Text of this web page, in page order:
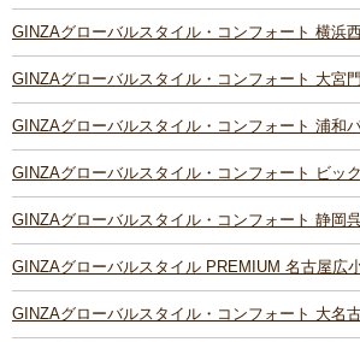
GINZAグローバルスタイル・コンフォート 横浜
GINZAグローバルスタイル・コンフォート 大宮
GINZAグローバルスタイル・コンフォート 浦和
GINZAグローバルスタイル・コンフォート ビッ
GINZAグローバルスタイル・コンフォート 静岡
GINZAグローバルスタイル PREMIUM 名古屋広
GINZAグローバルスタイル・コンフォート 大名